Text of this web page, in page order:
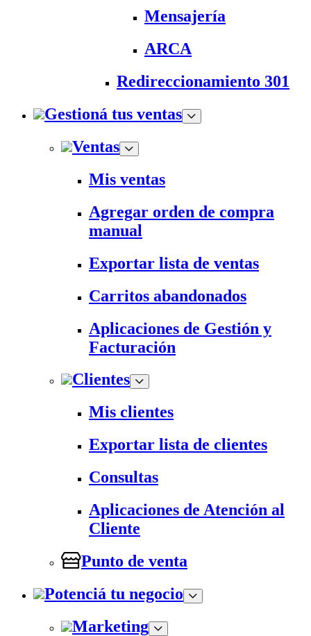
Mensajería
ARCA
Redireccionamiento 301
Gestioná tus ventas
Ventas
Mis ventas
Agregar orden de compra
manual
Exportar lista de ventas
Carritos abandonados
Aplicaciones de Gestión y
Facturación
Clientes
Mis clientes
Exportar lista de clientes
Consultas
Aplicaciones de Atención al
Cliente
Punto de venta
Potenciá tu negocio
Marketing